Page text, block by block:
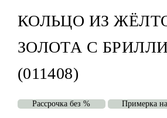
КОЛЬЦО ИЗ
ЗОЛОТА С
(011408)
Рассрочка без % Примерка